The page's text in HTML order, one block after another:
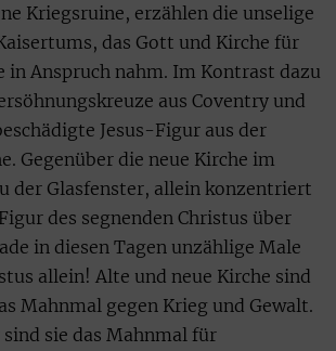
Kriegsruine, erzählen die unselige
das Gott und Kirche für
in Anspruch nahm. Im Kontrast dazu
aus Coventry und
Jesus-Figur aus der
Gegenüber die neue Kirche im
der Glasfenster, allein konzentriert
des segnenden Christus über
in diesen Tagen unzählige Male
allein! Alte und neue Kirche sind
Mahnmal gegen Krieg und Gewalt.
sie das Mahnmal für